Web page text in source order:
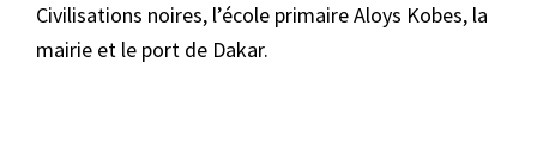
Civilisations noires, l’école primaire Aloys Kobes, la
mairie et le port de Dakar.